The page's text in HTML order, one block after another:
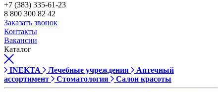
+7 (383) 335-61-23
8 800 300 82 42
Заказать звонок
Контакты
Вакансии
Каталог
INEKTA Лечебные учреждения
Аптечный
ассортимент
Стоматология Салон красоты